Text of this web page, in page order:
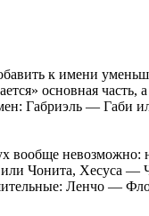
к имени
основная часть, а
Габриэль — Габи
вообще невозможно:
Чонита, Хесуса —
Ленчо —